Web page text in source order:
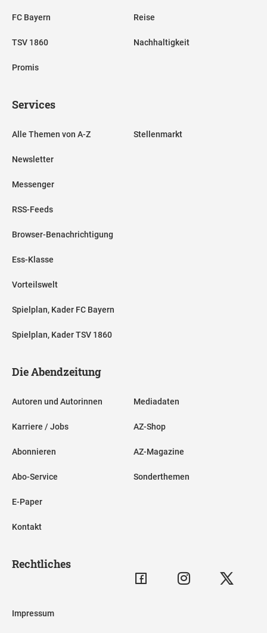
FC Bayern
TSV 1860
Promis
Reise
Nachhaltigkeit
Services
Alle Themen von A-Z
Newsletter
Messenger
RSS-Feeds
Browser-Benachrichtigung
Ess-Klasse
Vorteilswelt
Spielplan, Kader FC Bayern
Spielplan, Kader TSV 1860
Stellenmarkt
Die Abendzeitung
Autoren und Autorinnen
Karriere / Jobs
Abonnieren
Abo-Service
E-Paper
Kontakt
Mediadaten
AZ-Shop
AZ-Magazine
Sonderthemen
Rechtliches
Impressum